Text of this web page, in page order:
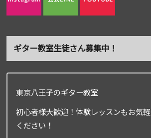
ギター教室生徒さん募集中！
東京八王子のギター教室
初心者様大歓迎！体験レッスンもお気
ください！